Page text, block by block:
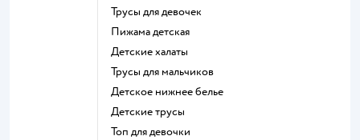
Трусы для девочек
Пижама детская
Детские халаты
Трусы для мальчиков
Детское нижнее белье
Детские трусы
Топ для девочки